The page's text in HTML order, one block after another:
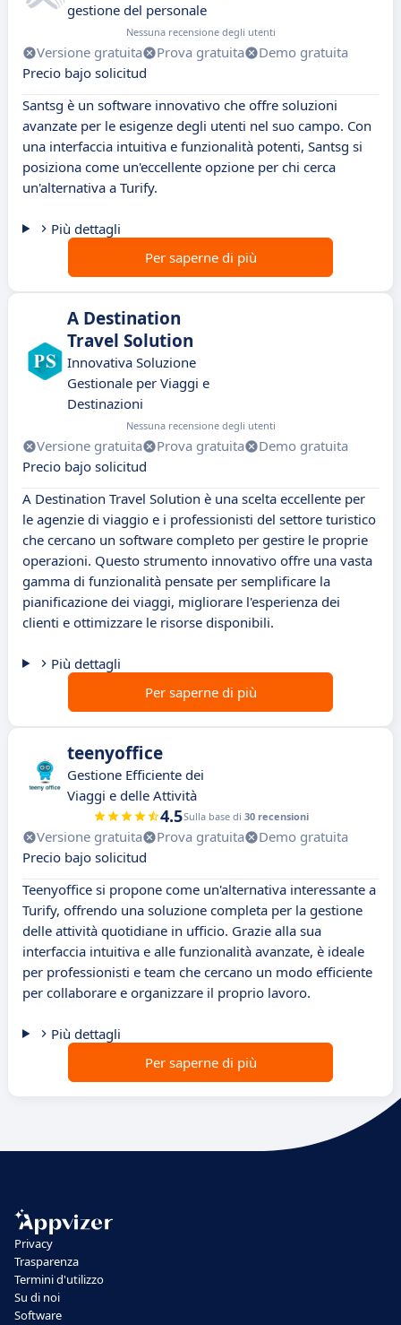
gestione del personale
Nessuna recensione degli utenti
Versione gratuita Prova gratuita
Demo gratuita
Precio bajo solicitud
Santsg è un software innovativo che offre soluzioni
avanzate per le esigenze degli utenti nel suo campo. Con
una interfaccia intuitiva e funzionalità potenti, Santsg si
posiziona come un'eccellente opzione per chi cerca
un'alternativa a Turify.
Più dettagli
Per saperne di più
A Destination
Travel Solution
Innovativa Soluzione
Gestionale per Viaggi e
Destinazioni
Nessuna recensione degli utenti
Versione gratuita Prova gratuita
Demo gratuita
Precio bajo solicitud
A Destination Travel Solution è una scelta eccellente per
le agenzie di viaggio e i professionisti del settore turistico
che cercano un software completo per gestire le proprie
operazioni. Questo strumento innovativo offre una vasta
gamma di funzionalità pensate per semplificare la
pianificazione dei viaggi, migliorare l'esperienza dei
clienti e ottimizzare le risorse disponibili.
Più dettagli
Per saperne di più
teenyoffice
Gestione Efficiente dei
Viaggi e delle Attività
4.5Sulla base di 30 recensioni
Versione gratuita Prova gratuita
Demo gratuita
Precio bajo solicitud
Teenyoffice si propone come un'alternativa interessante a
Turify, offrendo una soluzione completa per la gestione
delle attività quotidiane in ufficio. Grazie alla sua
interfaccia intuitiva e alle funzionalità avanzate, è ideale
per professionisti e team che cercano un modo efficiente
per collaborare e organizzare il proprio lavoro.
Più dettagli
Per saperne di più
Privacy
Trasparenza
Termini d'utilizzo
Su di noi
Software